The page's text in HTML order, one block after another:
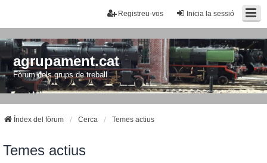
Inicia la sessió
Registreu-vos
agrupament.cat
Fòrum dels grups de treball
Índex del fòrum Cerca Temes actius
Temes actius